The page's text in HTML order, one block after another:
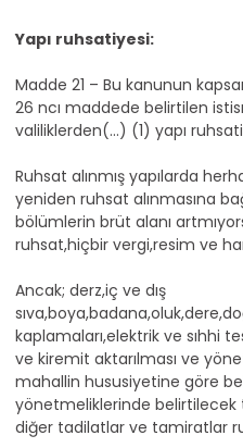
Yapı ruhsatiyesi:
Madde 21 – Bu kanunun
26 ncı maddede belirtilen
valiliklerden(...) (1) yapı
Ruhsat alınmış yapılarda
yeniden ruhsat alınmasına
bölümlerin brüt alanı
ruhsat,hiçbir vergi,resim ve
Ancak; derz,iç ve dış
kaplamaları,elektrik ve sıhhi
ve kiremit aktarılması ve
mahallin hususiyetine göre
yönetmeliklerinde belirtilecek
diğer tadilatlar ve tamiratlar